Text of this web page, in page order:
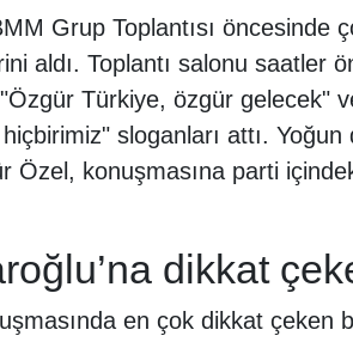
Grup Toplantısı öncesinde
aldı. Toplantı salonu saatler
Türkiye, özgür gelecek"
sloganları attı.
Özel, konuşmasına parti
dikkat
en çok dikkat çeken